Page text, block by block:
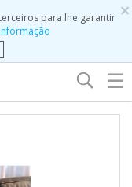
×
para lhe garantir
☰